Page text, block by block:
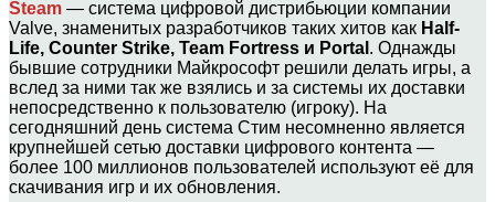
Steam — система цифровой дистрибьюции компании
Valve, знаменитых разработчиков таких хитов как Half-
Life, Counter Strike, Team Fortress и Portal . Однажды
бывшие сотрудники Майкрософт решили делать игры, а
вслед за ними так же взялись и за системы их доставки
непосредственно к пользователю (игроку). На
сегодняшний день система Стим несомненно является
крупнейшей сетью доставки цифрового контента —
более 100 миллионов пользователей используют её для
скачивания игр и их обновления.